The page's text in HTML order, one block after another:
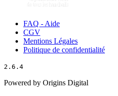
FAQ - Aide
CGV
Mentions Légales
Politique de confidentialité
2.6.4
Powered by Origins Digital